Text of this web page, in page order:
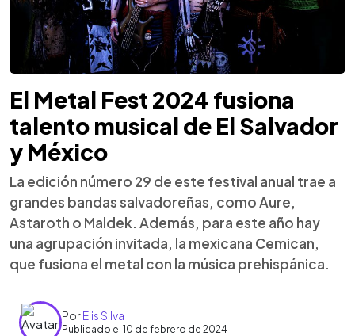
El Metal Fest 2024 fusiona
talento musical de El Salvador
y México
La edición número 29 de este festival anual trae a
grandes bandas salvadoreñas, como Aure,
Astaroth o Maldek. Además, para este año hay
una agrupación invitada, la mexicana Cemican,
que fusiona el metal con la música prehispánica.
PorElis Silva
Publicado el 10 de febrero de 2024